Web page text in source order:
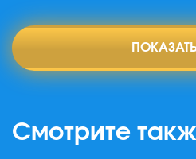
Смотрите